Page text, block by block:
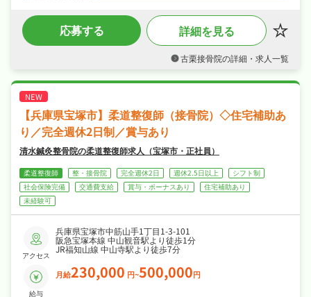
く活躍できます☆
・日勤のみで日曜・祝日休みでメリハリよく働
け、夏季休暇・年末年始休暇・GWなど長期休
・社会保険完備、制服貸与で、あなたの「働き
応募する 詳細を見る
古栗接骨院の詳細・求人一覧
【兵庫県宝塚市】柔道整復師（接骨院）◇住宅補助あ
り／完全週休2日制／賞与あり
清水鍼灸整骨院の柔道整復師求人（宝塚市・正社員）
柔道整復師 整・接骨院 完全週休2日 週休2.5日以上
シフト制
社会保険完備
交通費支給 賞与・ボーナスあり
住宅補助あり
未経験可
アクセス
兵庫県宝塚市中筋山手1丁目1-3-101
阪急宝塚本線 中山観音駅より徒歩1分
JR福知山線 中山寺駅より徒歩7分
給与
月給230,000 円~500,000円